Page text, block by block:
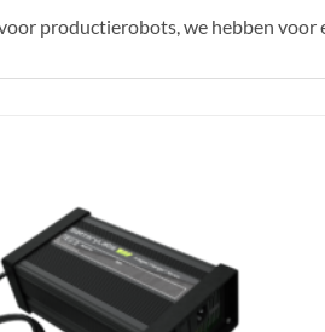
productierobots, we hebben